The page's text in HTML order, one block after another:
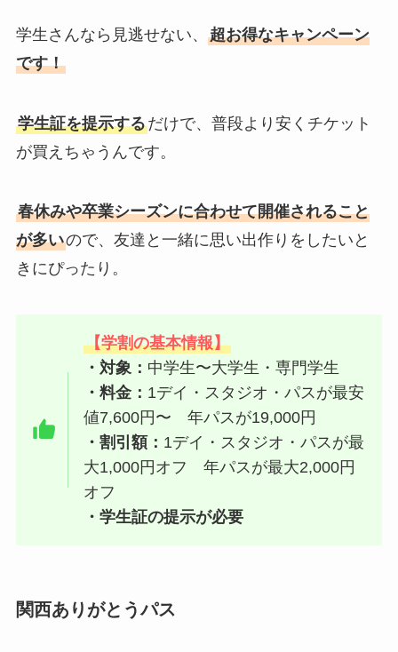
学生さんなら見逃せない、 超お得なキャンペーン
です！
学生証を提示するだけで、普段より安くチケット
が買えちゃうんです。
春休みや卒業シーズンに合わせて開催されること
が多いので、友達と一緒に思い出作りをしたいと
きにぴったり。
【学割の基本情報】
・対象： 中学生〜大学生・専門学生
・料金： 1デイ・スタジオ・パスが最安
値7,600円〜 年パスが19,000円
・割引額： 1デイ・スタジオ・パスが最
大1,000円オフ 年パスが最大2,000円
オフ
・学生証の提示が必要
関西ありがとうパス